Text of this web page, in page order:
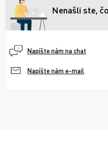
Nenašli ste,
Napíšte nám na chat
Napíšte nám e-mail